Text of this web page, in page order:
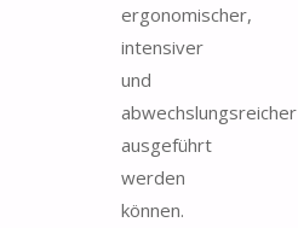
ergonomischer,
intensiver
und
abwechslungsreicher
ausgeführt
werden
können.